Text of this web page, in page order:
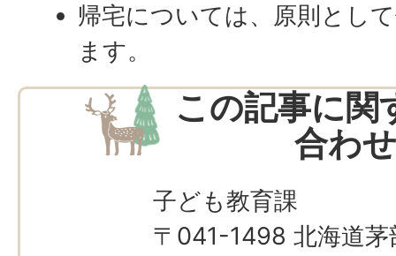
帰宅については、原則とし
ます。
この記事に関
合わ
子ども教育課
〒041-1498 北海道茅